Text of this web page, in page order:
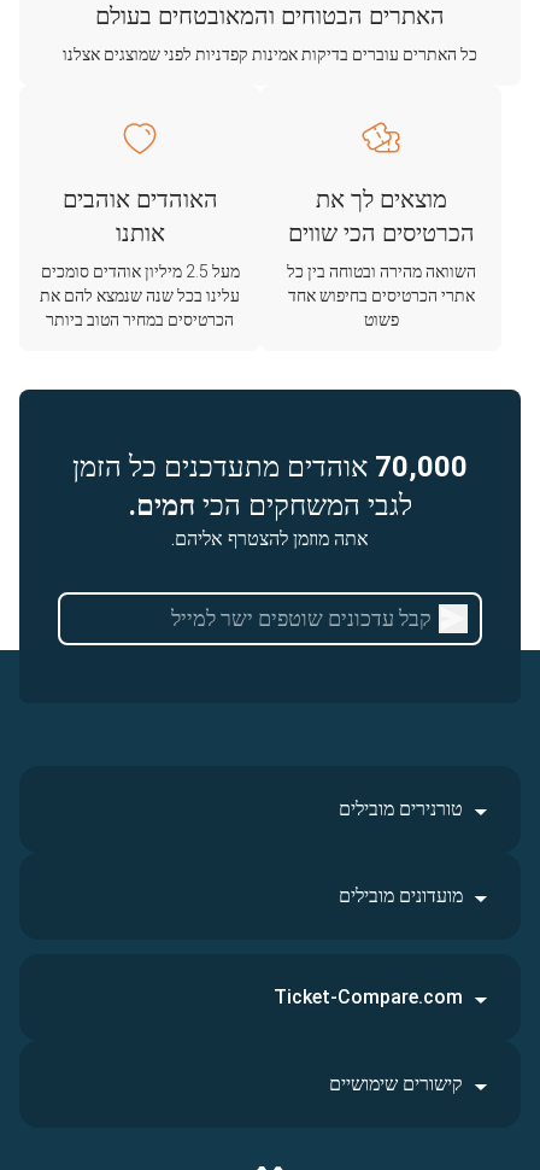
האתרים הבטוחים והמאובטחים בעולם
כל האתרים עוברים בדיקות אמינות קפדניות לפני שמוצגים אצלנו
מוצאים לך את
הכרטיסים הכי שווים
השוואה מהירה ובטוחה בין כל
אתרי הכרטיסים בחיפוש אחד
פשוט
האוהדים אוהבים
אותנו
מעל 2.5 מיליון אוהדים סומכים
עלינו בכל שנה שנמצא להם את
הכרטיסים במחיר הטוב ביותר
70,000 אוהדים מתעדכנים כל הזמן
לגבי המשחקים הכי חמים.
אתה מוזמן להצטרף אליהם.
טורנירים מובילים
מועדונים מובילים
Ticket-Compare.com
קישורים שימושיים